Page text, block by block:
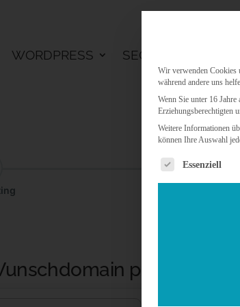
WORDPRESS SEO
3
prüfen
Wir verwenden Cookies
während andere uns
Wenn Sie unter 16
Erziehungsberechtigten
Weitere Informationen
können Ihre Auswahl
Es folgt eine
Essenziell